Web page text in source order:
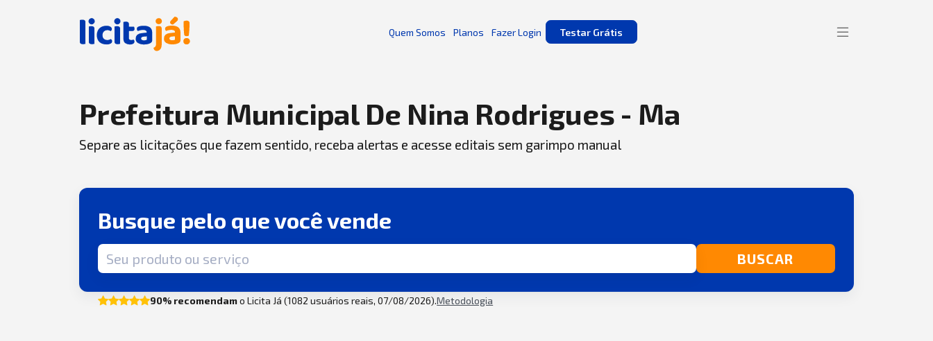
Quem Somos Planos Fazer Login Testar Grátis
Prefeitura Municipal De Nina Rodrigues - Ma
Separe as licitações que fazem sentido, receba alertas e acesse editais sem garimpo manual
Busque pelo que você vende
Termo de busca BUSCAR
90% recomendamo Licita Já (1082 usuários reais, 07/08/2026).Metodologia